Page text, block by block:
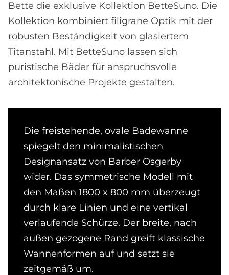
Bette die exklusive Kollektion BetteSuno. Die
Kollektion kombiniert filigrane Optik mit der
robusten Beständigkeit von glasiertem
Titanstahl. Mit BetteSuno lassen sich
puristische Bäder für anspruchsvolle
architektonische Projekte gestalten.
Die freistehende, ovale Badewanne
spiegelt den minimalistischen
Designansatz von Barber Osgerby
wider. Das symmetrische Modell mit
den Maßen 1800 x 800 mm überzeugt
durch klare Linien und eine vertikal
verlaufende Schürze. Der breite, nach
außen gezogene Rand greift klassische
Wannenformen auf und setzt sie
zeitgemäß um.